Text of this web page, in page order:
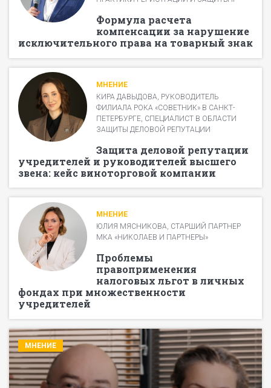
Формула расчета
компенсации за нарушение
исключительного права на товарный знак
МНЕНИЕ
КИРА ДАВЫДОВА, РУКОВОДИТЕЛЬ
ФИЛИАЛА РОКА «СОВЕТНИК» В САНКТ-
ПЕТЕРБУРГЕ, СПЕЦИАЛИСТ В ОБЛАСТИ
ЗАЩИТЫ ДЕЛОВОЙ РЕПУТАЦИИ
Защита деловой репутации
учредителей и руководителей высшего
звена: кейс виноторговой компании
МНЕНИЕ
ЮЛИЯ МЯСНИКОВА, СТАРШИЙ ПАРТНЕР
МКА «НИКОЛАЕВ И ПАРТНЕРЫ»
Проблемы
правоприменения
налоговых льгот в личных
фондах при множественности
учредителей
МНЕНИЕ